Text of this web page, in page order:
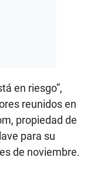
en riesgo”,
reunidos en
propiedad de
para su
de noviembre.